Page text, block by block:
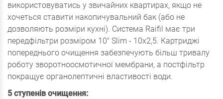
використовуватись у звичайних квартирах, якщо не
хочеться ставити накопичувальний бак (або не
дозволяють розміри кухні). Система Raifil має три
передфільтри розміром 10" Slim - 10х2,5. Картриджі
попереднього очищення забезпечують більш тривалу
роботу зворотноосмотичної мембрани, а постфільтр
покращує органолептичні властивості води.
5 ступенів очищення: